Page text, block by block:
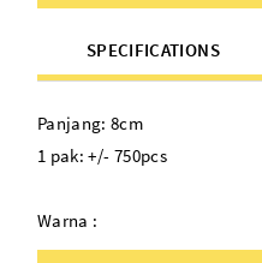
SPECIFICATIONS
Panjang: 8cm
1 pak: +/- 750pcs
Warna :
Pita Kawat Souvenir SILVER